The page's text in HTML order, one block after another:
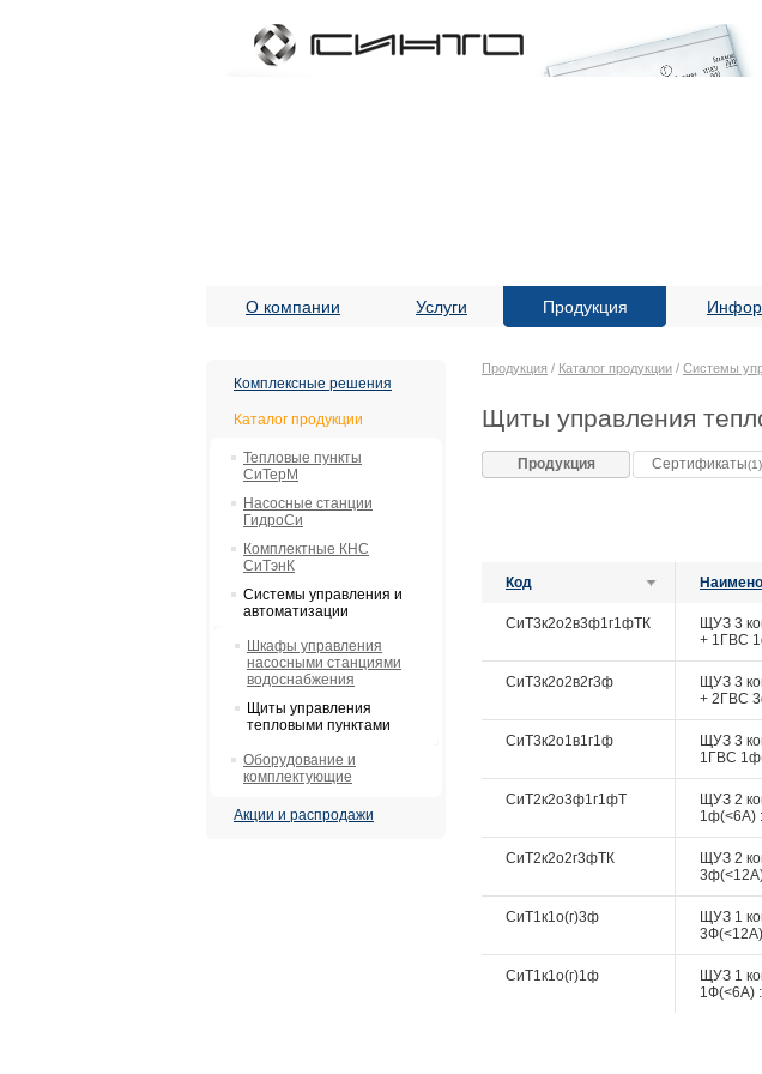
О компании Услуги Продукция
Комплексные решения
Каталог продукции
Тепловые пункты
СиТерМ
Насосные станции
ГидроСи
Комплектные КНС
СиТэнК
Системы управления и
автоматизации
Шкафы управления
насосными станциями
водоснабжения
Щиты управления
тепловыми пунктами
Оборудование и
комплектующие
Акции и распродажи
Продукция / Каталог продукции / Системы
Щиты управления
Продукция Сертификаты(1)
Код
СиТ3к2о2в3ф1г1фТК
ЩУЗ 3
+ 1ГВС
СиТ3к2о2в2г3ф
ЩУЗ 3
+ 2ГВС
СиТ3к2о1в1г1ф
ЩУЗ 3
1ГВС
СиТ2к2о3ф1г1фТ
ЩУЗ 2
1ф(<6А)
СиТ2к2о2г3фТК
ЩУЗ 2
СиТ1к1о(г)3ф
ЩУЗ 1
СиТ1к1о(г)1ф
ЩУЗ 1
1Ф(<6А)